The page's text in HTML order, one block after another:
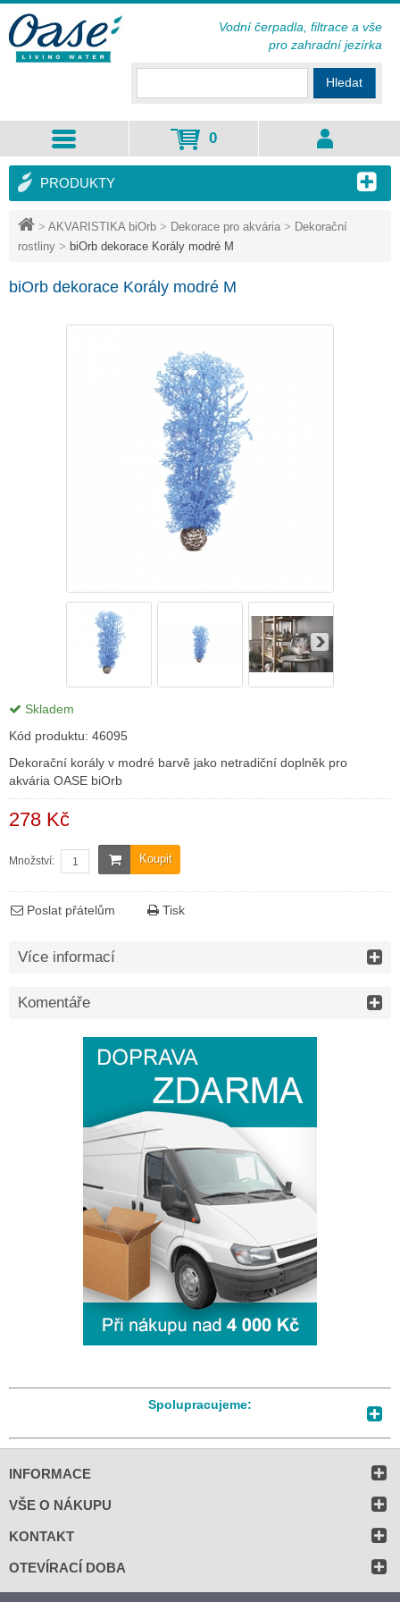
> AKVARISTIKA biOrb > Dekorace pro akvária > Dekorační
rostliny > biOrb dekorace Korály modré M
biOrb dekorace Korály modré M
Skladem
Kód produktu: 46095
Dekorační korály v modré barvě jako netradiční doplněk pro
akvária OASE biOrb
278 Kč
Koupit
Množství:
Poslat přátelům Tisk
Více informací
Komentáře
PRODUKTY
Spolupracujeme:
Hledat
0
Vodní čerpadla, filtrace a vše
pro zahradní jezírka
INFORMACE
VŠE O NÁKUPU
KONTAKT
OTEVÍRACÍ DOBA